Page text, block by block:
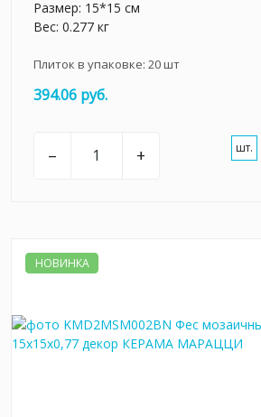
Размер: 15*15 см
Вес: 0.277 кг
Плиток в упаковке: 20шт
394.06 руб.
– + шт.
НОВИНКА